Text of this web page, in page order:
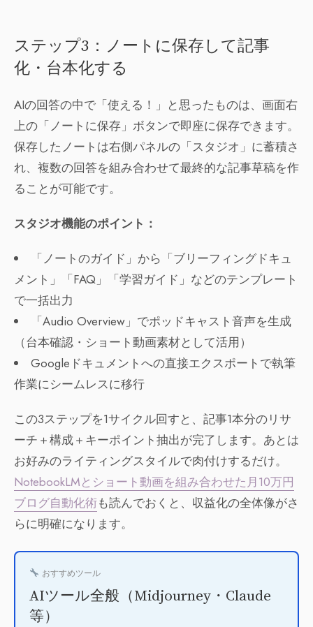
ステップ3：ノートに保存して記事
化・台本化する
AIの回答の中で「使える！」と思ったものは、画面右
上の「ノートに保存」ボタンで即座に保存できます。
保存したノートは右側パネルの「スタジオ」に蓄積さ
れ、複数の回答を組み合わせて最終的な記事草稿を作
ることが可能です。
スタジオ機能のポイント：
「ノートのガイド」から「ブリーフィングドキュ
メント」「FAQ」「学習ガイド」などのテンプレート
で一括出力
「Audio Overview」でポッドキャスト音声を生成
（台本確認・ショート動画素材として活用）
Googleドキュメントへの直接エクスポートで執筆
作業にシームレスに移行
この3ステップを1サイクル回すと、記事1本分のリサ
ーチ＋構成＋キーポイント抽出が完了します。あとは
お好みのライティングスタイルで肉付けするだけ。
NotebookLMとショート動画を組み合わせた月10万円
ブログ自動化術も読んでおくと、収益化の全体像がさ
らに明確になります。
おすすめツール
AIツール全般（Midjourney・Claude
等）